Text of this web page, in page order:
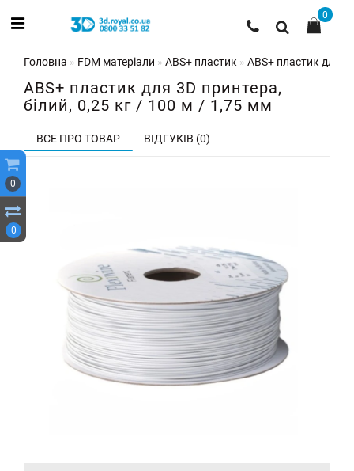
0
0
0
Головна FDM матеріали ABS+ пластик ABS+ пластик для
ABS+ пластик для 3D принтера,
білий, 0,25 кг / 100 м / 1,75 мм
ВСЕ ПРО ТОВАР ВІДГУКІВ (0)